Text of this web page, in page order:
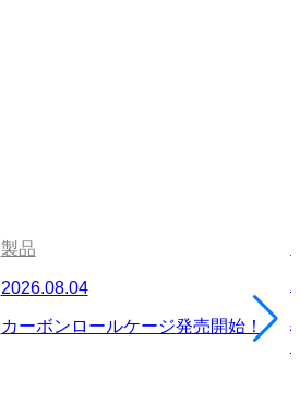
製品
2026.08.04
カーボンロールケージ発売開始！